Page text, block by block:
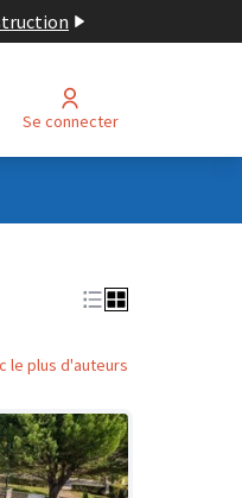
Se connecter
le plus d'auteurs